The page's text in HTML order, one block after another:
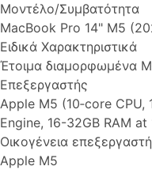
Μοντέλο/Συμβατότητα
MacBook Pro 14" M5
Ειδικά Χαρακτηριστικά
Έτοιμα διαμορφωμένα
Επεξεργαστής
Apple M5 (10‑core CPU,
Engine, 16-32GB RAM at
Οικογένεια επεξεργαστή
Apple M5